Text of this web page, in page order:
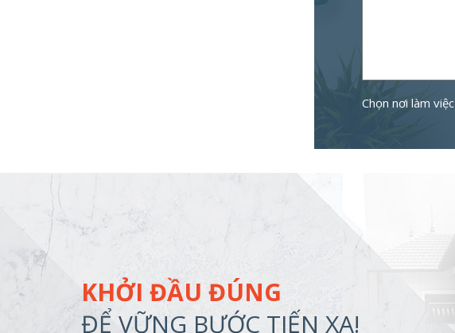
Chọn nơi làm việc
KHỞI ĐẦU ĐÚNG
ĐỂ VỮNG BƯỚC TIẾN XA!